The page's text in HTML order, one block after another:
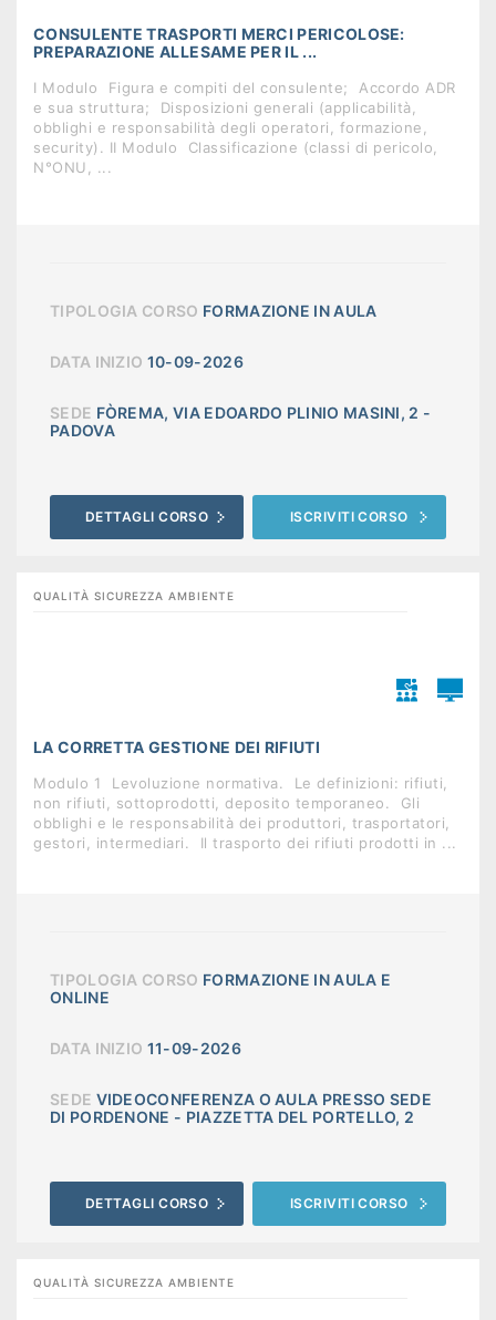
CONSULENTE TRASPORTI MERCI PERICOLOSE:
PREPARAZIONE ALLESAME PER IL ...
I Modulo  Figura e compiti del consulente;  Accordo ADR
e sua struttura;  Disposizioni generali (applicabilità,
obblighi e responsabilità degli operatori, formazione,
security). II Modulo  Classificazione (classi di pericolo,
N°ONU, ...
TIPOLOGIA CORSO FORMAZIONE IN AULA
DATA INIZIO 10-09-2026
SEDE FÒREMA, VIA EDOARDO PLINIO MASINI, 2 -
PADOVA
DETTAGLI CORSO ISCRIVITI CORSO
QUALITÀ SICUREZZA AMBIENTE
LA CORRETTA GESTIONE DEI RIFIUTI
Modulo 1  Levoluzione normativa.  Le definizioni: rifiuti,
non rifiuti, sottoprodotti, deposito temporaneo.  Gli
obblighi e le responsabilità dei produttori, trasportatori,
gestori, intermediari.  Il trasporto dei rifiuti prodotti in ...
TIPOLOGIA CORSO FORMAZIONE IN AULA E
ONLINE
DATA INIZIO 11-09-2026
SEDE VIDEOCONFERENZA O AULA PRESSO SEDE
DI PORDENONE - PIAZZETTA DEL PORTELLO, 2
DETTAGLI CORSO ISCRIVITI CORSO
QUALITÀ SICUREZZA AMBIENTE